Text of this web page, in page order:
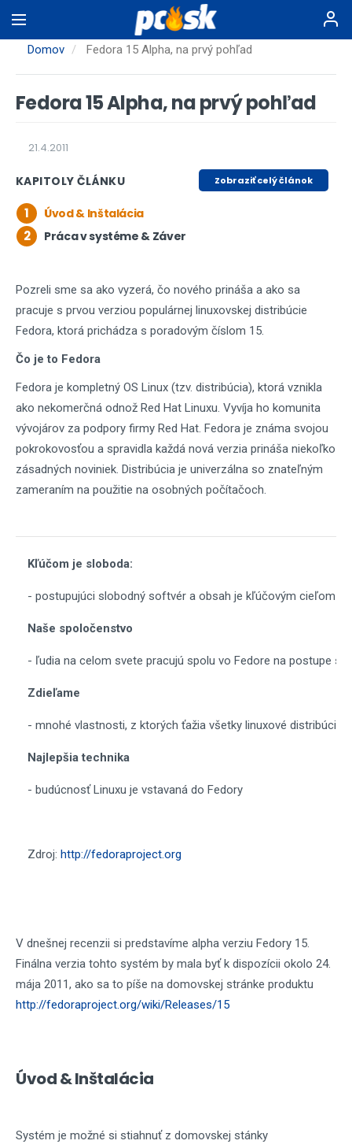
na
hlavnýDomov Fedora 15 Alpha, na prvý pohľad
Fedora 15 Alpha, na prvý pohľad
21.4.2011
KAPITOLY ČLÁNKU Zobraziť celý článok
1 Úvod & Inštalácia
2 Práca v systéme & Záver
Pozreli sme sa ako vyzerá, čo nového prináša a ako sa
pracuje s prvou verziou populárnej linuxovskej distribúcie
Fedora, ktorá prichádza s poradovým číslom 15.
Čo je to Fedora
Fedora je kompletný OS Linux (tzv. distribúcia), ktorá vznikla
ako nekomerčná odnož Red Hat Linuxu. Vyvíja ho komunita
vývojárov za podpory firmy Red Hat. Fedora je známa svojou
pokrokovosťou a spravidla každá nová verzia prináša niekoľko
zásadných noviniek. Distribúcia je univerzálna so znateľným
zameraním na použitie na osobných počítačoch.
Kľúčom je sloboda:
- postupujúci slobodný softvér a obsah je kľúčovým cieľom
Naše spoločenstvo
- ľudia na celom svete pracujú spolu vo Fedore na postupe
Zdieľame
- mnohé vlastnosti, z ktorých ťažia všetky linuxové distribúcie,
Najlepšia technika
- budúcnosť Linuxu je vstavaná do Fedory
Zdroj: http://fedoraproject.org
V dnešnej recenzii si predstavíme alpha verziu Fedory 15.
Finálna verzia tohto systém by mala byť k dispozícii okolo 24.
mája 2011, ako sa to píše na domovskej stránke produktu
http://fedoraproject.org/wiki/Releases/15
Úvod & Inštalácia
Systém je možné si stiahnuť z domovskej stánky